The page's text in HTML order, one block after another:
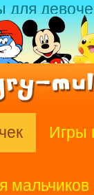
для
Игры
мальчиков